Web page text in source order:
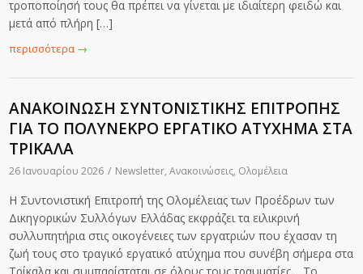
τροποποίησή τους θα πρέπει να γίνεται με ιδιαίτερη φειδώ και
μετά από πλήρη […]
περισσότερα →
ΑΝΑΚΟΙΝΩΣΗ ΣΥΝΤΟΝΙΣΤΙΚΗΣ ΕΠΙΤΡΟΠΗΣ
ΓΙΑ ΤΟ ΠΟΛΥΝΕΚΡΟ ΕΡΓΑΤΙΚΟ ΑΤΥΧΗΜΑ ΣΤΑ
ΤΡΙΚΑΛΑ
26 Ιανουαρίου 2026 / Newsletter,Ανακοινώσεις, Ολομέλεια
Η Συντονιστική Επιτροπή της Ολομέλειας των Προέδρων των
Δικηγορικών Συλλόγων Ελλάδας εκφράζει τα ειλικρινή
συλλυπητήρια στις οικογένειες των εργατριών που έχασαν τη
ζωή τους στο τραγικό εργατικό ατύχημα που συνέβη σήμερα στα